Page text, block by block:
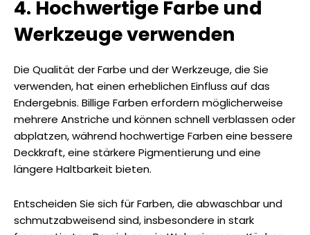
4. Hochwertige Farbe und
Werkzeuge verwenden
Die Qualität der Farbe und der Werkzeuge, die Sie
verwenden, hat einen erheblichen Einfluss auf das
Endergebnis. Billige Farben erfordern möglicherweise
mehrere Anstriche und können schnell verblassen oder
abplatzen, während hochwertige Farben eine bessere
Deckkraft, eine stärkere Pigmentierung und eine
längere Haltbarkeit bieten.
Entscheiden Sie sich für Farben, die abwaschbar und
schmutzabweisend sind, insbesondere in stark